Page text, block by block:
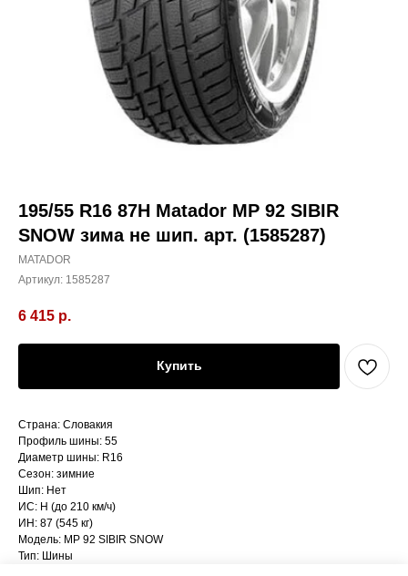
195/55 R16 87H Matador MP 92 SIBIR
SNOW зима не шип. арт. (1585287)
MATADOR
Артикул: 1585287
6 415 р.
Купить
Страна: Словакия
Профиль шины: 55
Диаметр шины: R16
Сезон: зимние
Шип: Нет
ИС: H (до 210 км/ч)
ИН: 87 (545 кг)
Модель: MP 92 SIBIR SNOW
Тип: Шины